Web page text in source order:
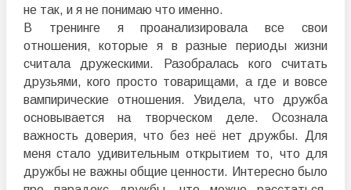
не так, и я не понимаю что именно.
В тренинге я проанализировала все свои
отношения, которые я в разные периоды жизни
считала дружескими. Разобралась кого считать
друзьями, кого просто товарищами, а где и вовсе
вампирические отношения. Увидела, что дружба
основывается на творческом деле. Осознала
важность доверия, что без неё нет дружбы. Для
меня стало удивительным открытием то, что для
дружбы не важны общие ценности. Интересно было